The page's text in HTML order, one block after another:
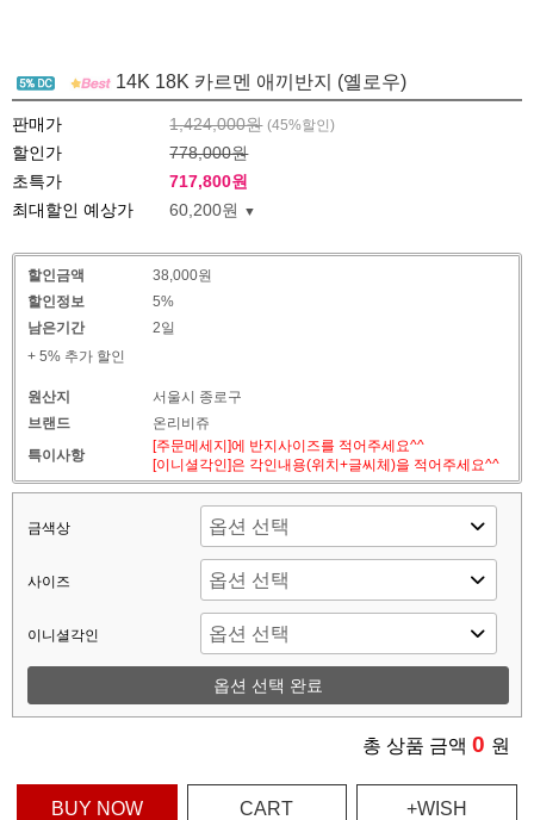
14K 18K 카르멘 애끼반지 (옐로우)
판매가 1,424,000원 (45%할인)
할인가
778,000원
초특가
717,800원
최대할인 예상가
60,200원
할인금액
38,000원
할인정보
5%
남은기간
2일
+ 5% 추가 할인
원산지
서울시 종로구
브랜드
온리비쥬
특이사항
[주문메세지]에 반지사이즈를 적어주세요^^
[이니셜각인]은 각인내용(위치+글씨체)을 적어주세요^^
금색상
사이즈
이니셜각인
옵션 선택 완료
총 상품 금액 0 원
BUY NOW CART +WISH